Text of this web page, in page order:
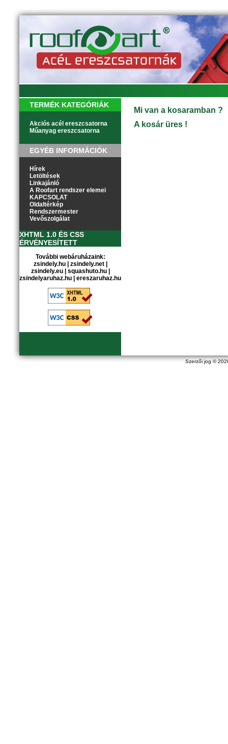
Szerzői jog ©
TERMÉK KATEGÓRIÁK
Akciós acél ereszcsatorna
Műanyag ereszcsatorna
EGYÉB INFORMÁCIÓK
Hírek
Letöltések
Linkajánló
A Roofart rendszer elemei
KAPCSOLAT
Oldaltérkép
Rendszermester
Vevőszolgálat
XHTML 1.0 ÉS CSS
ÉRVÉNYESÍTETT
További webáruházaink:
zsindely.hu| zsindely.net|
zsindely.eu| squashuto.hu|
zsindelyaruhaz.hu
ereszaruhaz.hu
Mi van a kosaramban ?
A kosár üres !